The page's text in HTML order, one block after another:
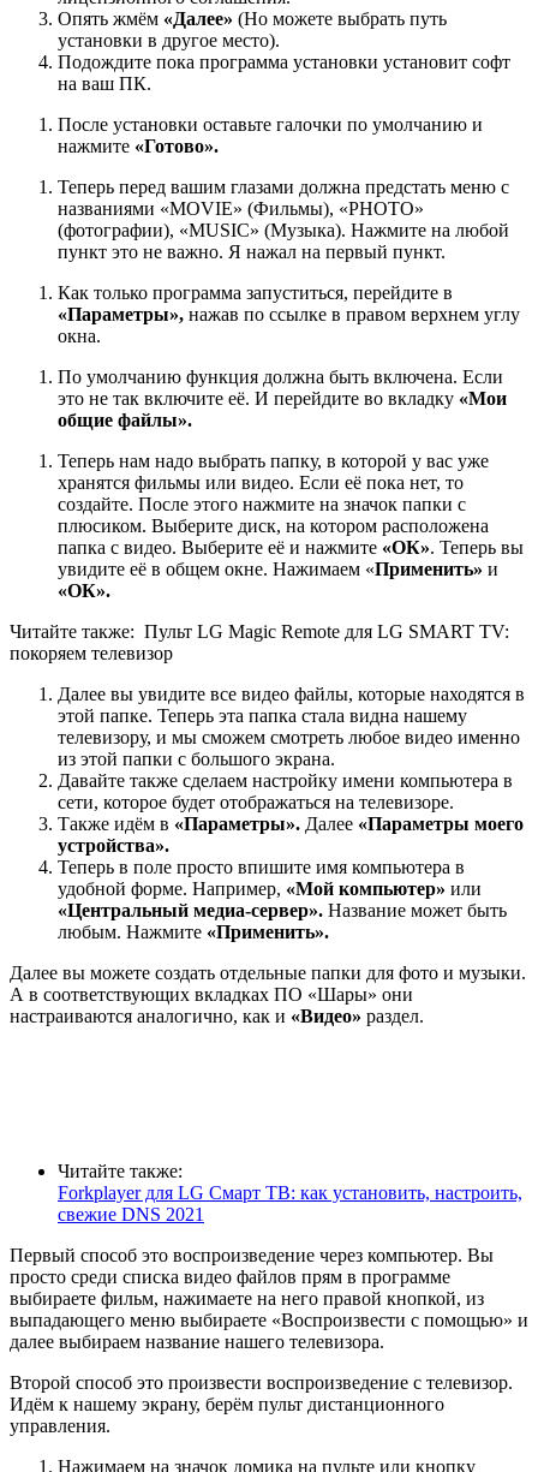
Опять жмём «Далее» (Но можете выбрать путь
установки в другое место).
Подождите пока программа установки установит софт
на ваш ПК.
После установки оставьте галочки по умолчанию и
нажмите «Готово».
Теперь перед вашим глазами должна предстать меню с
названиями «MOVIE» (Фильмы), «PHOTO»
(фотографии), «MUSIC» (Музыка). Нажмите на любой
пункт это не важно. Я нажал на первый пункт.
Как только программа запуститься, перейдите в
«Параметры», нажав по ссылке в правом верхнем углу
окна.
По умолчанию функция должна быть включена. Если
это не так включите её. И перейдите во вкладку «Мои
общие файлы».
Теперь нам надо выбрать папку, в которой у вас уже
хранятся фильмы или видео. Если её пока нет, то
создайте. После этого нажмите на значок папки с
плюсиком. Выберите диск, на котором расположена
папка с видео. Выберите её и нажмите «ОК». Теперь вы
увидите её в общем окне. Нажимаем «Применить» и
«ОК».
Читайте также: Пульт LG Magic Remote для LG SMART TV:
покоряем телевизор
Далее вы увидите все видео файлы, которые находятся в
этой папке. Теперь эта папка стала видна нашему
телевизору, и мы сможем смотреть любое видео именно
из этой папки с большого экрана.
Давайте также сделаем настройку имени компьютера в
сети, которое будет отображаться на телевизоре.
Также идём в «Параметры». Далее «Параметры моего
устройства».
Теперь в поле просто впишите имя компьютера в
удобной форме. Например, «Мой компьютер» или
«Центральный медиа-сервер». Название может быть
любым. Нажмите «Применить».
Далее вы можете создать отдельные папки для фото и музыки.
А в соответствующих вкладках ПО «Шары» они
настраиваются аналогично, как и «Видео» раздел.
Читайте также:
Forkplayer для LG Смарт ТВ: как установить, настроить,
свежие DNS 2021
Первый способ это воспроизведение через компьютер. Вы
просто среди списка видео файлов прям в программе
выбираете фильм, нажимаете на него правой кнопкой, из
выпадающего меню выбираете «Воспроизвести с помощью» и
далее выбираем название нашего телевизора.
Второй способ это произвести воспроизведение с телевизор.
Идём к нашему экрану, берём пульт дистанционного
управления.
Нажимаем на значок домика на пульте или кнопку